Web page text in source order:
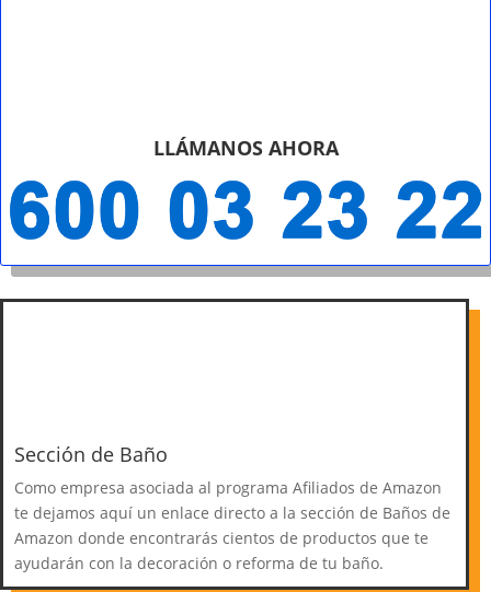
LLÁMANOS AHORA
Sección de Baño
Como empresa asociada al programa Afiliados de Amazon
te dejamos aquí un enlace directo a la sección de Baños de
Amazon donde encontrarás cientos de productos que te
ayudarán con la decoración o reforma de tu baño.